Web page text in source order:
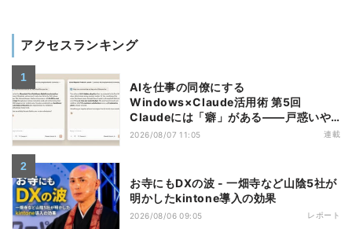
アクセスランキング
AIを仕事の同僚にする
Windows×Claude活用術 第5回
Claudeには「癖」がある――戸惑いや
すい7つの仕様
2026/08/07 11:05 連載
お寺にもDXの波 - 一畑寺など山陰5社が
明かしたkintone導入の効果
2026/08/06 09:05 レポート